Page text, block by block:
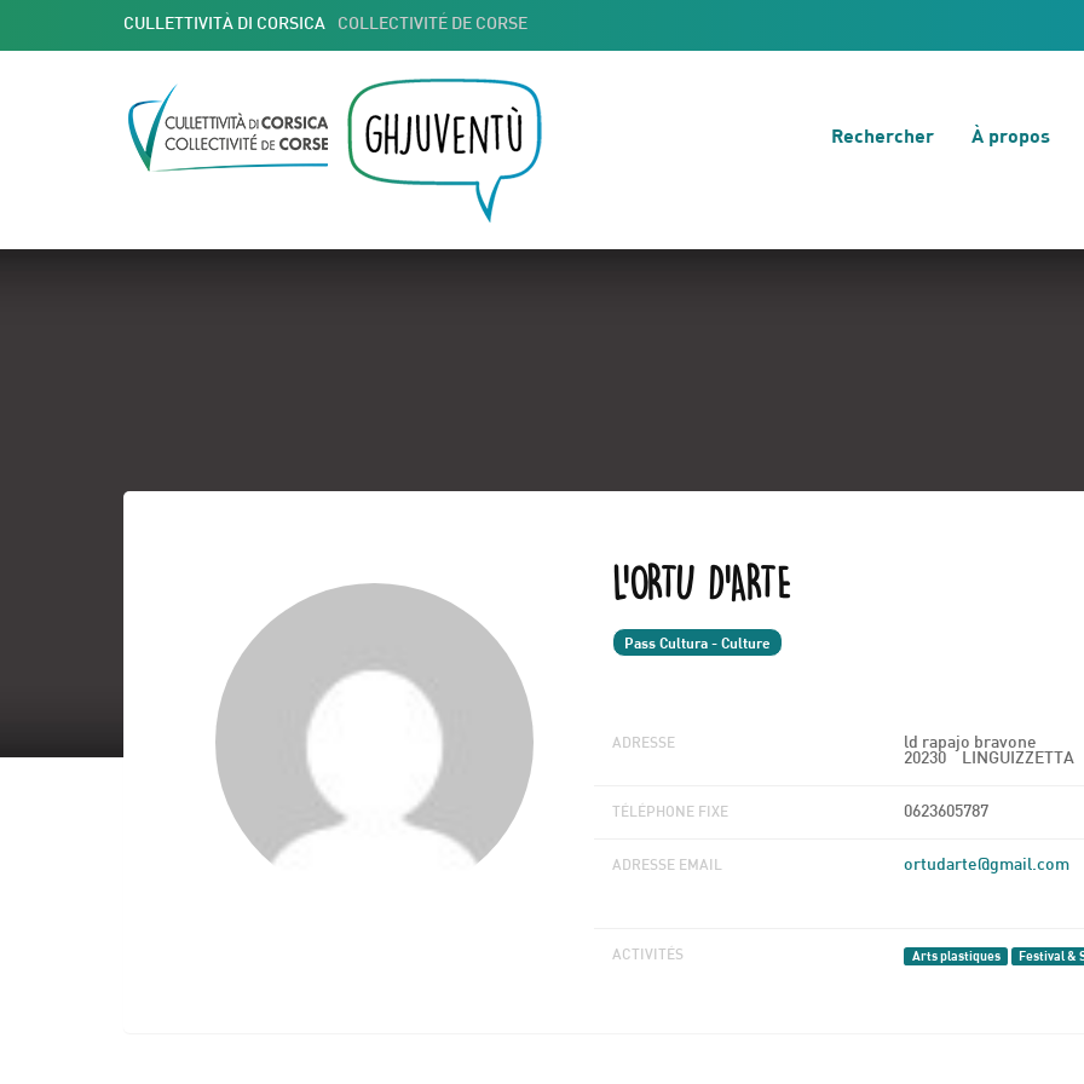
CULLETTIVITÀ DI CORSICA COLLECTIVITÉ DE CORSE
Rechercher À propos
L'ORTU D'ARTE
Pass Cultura - Culture
ADRESSE
ld rapajo bravone
20230
LINGUIZZETTA
TÉLÉPHONE FIXE 0623605787
ADRESSE EMAIL ortudarte@gmail.com
ACTIVITÉS Arts plastiques Festival &